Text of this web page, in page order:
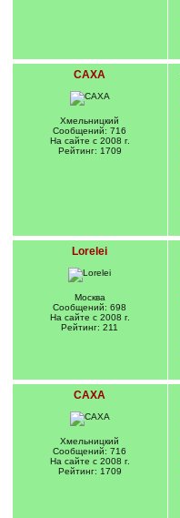
САХА
Хмельницкий
Сообщений: 716
На сайте с 2008 г.
Рейтинг: 1709
Lorelei
Москва
Сообщений: 698
На сайте с 2008 г.
Рейтинг: 211
САХА
Хмельницкий
Сообщений: 716
На сайте с 2008 г.
Рейтинг: 1709